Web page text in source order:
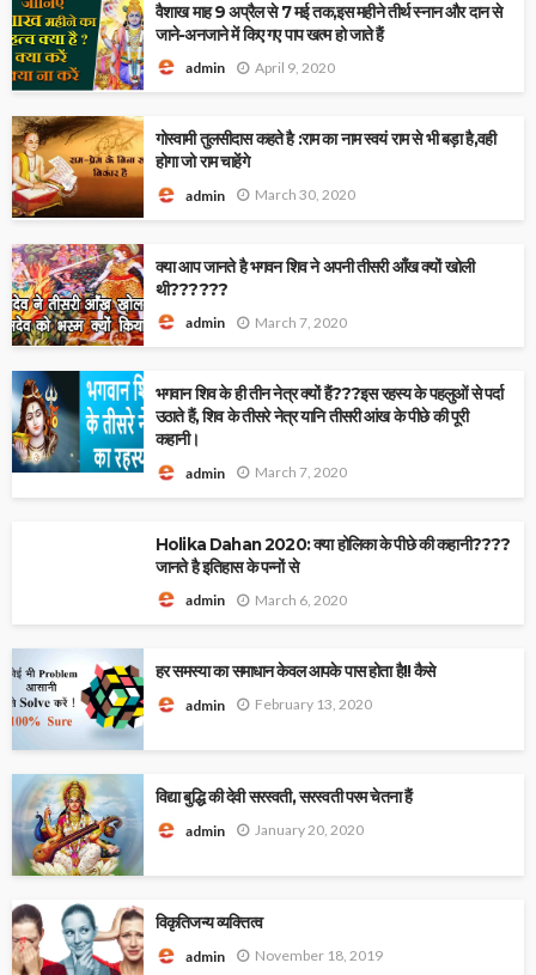
वैशाख माह 9 अप्रैल से 7 मई तक,इस महीने तीर्थ स्नान और दान से
जाने-अनजाने में किए गए पाप खत्म हो जाते हैं
admin April 9, 2020
गोस्वामी तुलसीदास कहते है :राम का नाम स्वयं राम से भी बड़ा है,वही
होगा जो राम चाहेंगे
admin March 30, 2020
क्या आप जानते है भगवन शिव ने अपनी तीसरी आँख क्यों खोली
थी??????
admin March 7, 2020
भगवान शिव के ही तीन नेत्र क्यों हैं???इस रहस्य के पहलुओं से पर्दा
उठाते हैं, शिव के तीसरे नेत्र यानि तीसरी आंख के पीछे की पूरी
कहानी।
admin March 7, 2020
Holika Dahan 2020: क्या होलिका के पीछे की कहानी????
जानते है इतिहास के पन्नों से
admin March 6, 2020
हर समस्या का समाधान केवल आपके पास होता है!! कैसे
admin February 13, 2020
विद्या बुद्धि की देवी सरस्वती, सरस्वती परम चेतना हैं
admin January 20, 2020
विकृतिजन्य व्यक्तित्व
admin November 18, 2019